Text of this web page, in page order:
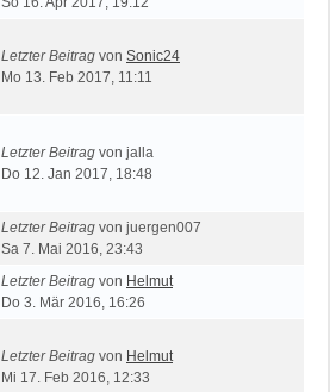
Letzter Beitrag von Sonic24
Mo 13. Feb 2017, 11:11
Letzter Beitrag von jalla
Do 12. Jan 2017, 18:48
Letzter Beitrag von juergen007
Sa 7. Mai 2016, 23:43
Letzter Beitrag von Helmut
Do 3. Mär 2016, 16:26
Letzter Beitrag von Helmut
Mi 17. Feb 2016, 12:33